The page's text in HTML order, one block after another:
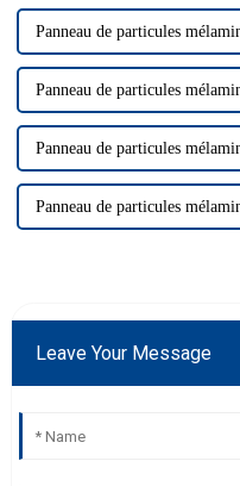
Panneau de particules
Panneau de particules
Panneau de particules
Panneau de particules
Leave Your Message